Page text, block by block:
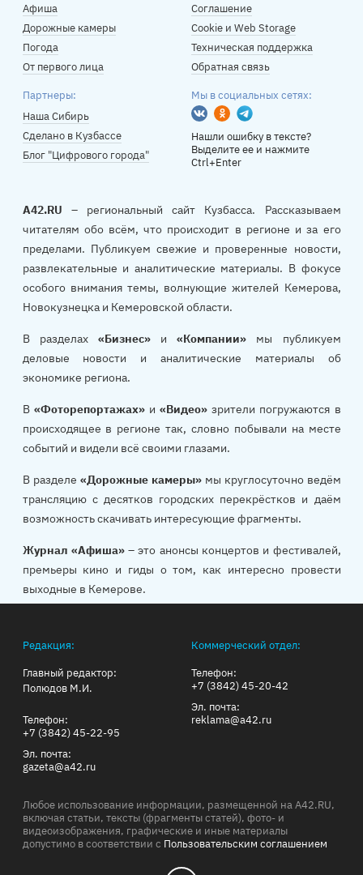
Афиша
Дорожные камеры
Погода
От первого лица
Соглашение
Cookie и Web Storage
Техническая поддержка
Обратная связь
Партнеры:
Наша Сибирь
Сделано в Кузбассе
Блог "Цифрового города"
Мы в социальных сетях:
Вконтакте
Одноклассники
Telegram
Нашли ошибку в тексте?
Выделите ее и нажмите
Ctrl+Enter
A42.RU – региональный сайт Кузбасса. Рассказываем
читателям обо всём, что происходит в регионе и за его
пределами. Публикуем свежие и проверенные новости,
развлекательные и аналитические материалы. В фокусе
особого внимания темы, волнующие жителей Кемерова,
Новокузнецка и Кемеровской области.
В разделах «Бизнес»и«Компании» мы публикуем
деловые новости и аналитические материалы об
экономике региона.
В «Фоторепортажах»и«Видео» зрители погружаются в
происходящее в регионе так, словно побывали на месте
событий и видели всё своими глазами.
В разделе «Дорожные камеры»мы круглосуточно ведём
трансляцию с десятков городских перекрёстков и даём
возможность скачивать интересующие фрагменты.
Журнал «Афиша»– это анонсы концертов и фестивалей,
премьеры кино и гиды о том, как интересно провести
выходные в Кемерове.
Редакция:
Главный редактор:
Полюдов М.И.
Телефон:
+7 (3842) 45-22-95
Эл. почта:
gazeta@a42.ru
Коммерческий отдел:
Телефон:
+7 (3842) 45-20-42
Эл. почта:
reklama@a42.ru
Любое использование информации, размещенной на A42.RU,
включая статьи, тексты (фрагменты статей), фото- и
видеоизображения, графические и иные материалы
допустимо в соответствии с Пользовательским соглашением